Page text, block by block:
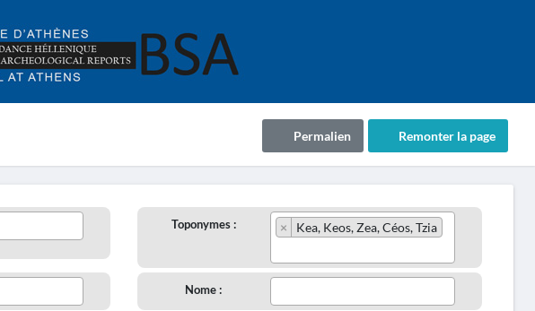
Remonter la page
Permalien
Toponymes : × Kea, Keos, Zea, Céos, Tzia
Nome :